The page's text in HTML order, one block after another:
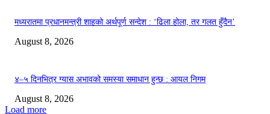
मध्यरातमा प्रधानमन्त्री शाहको अर्थपूर्ण सन्देश : ‘ढिला होला, तर गलत हुँदैन’
August 8, 2026
४–५ दिनभित्र ग्यास अभावको समस्या समाधान हुन्छ : आयल निगम
August 8, 2026
Load more